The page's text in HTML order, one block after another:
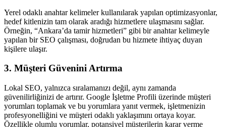
Yerel odaklı anahtar kelimeler kullanılarak yapılan optimizasyonlar,
hedef kitlenizin tam olarak aradığı hizmetlere ulaşmasını sağlar.
Örneğin, “Ankara’da tamir hizmetleri” gibi bir anahtar kelimeyle
yapılan bir SEO çalışması, doğrudan bu hizmete ihtiyaç duyan
kişilere ulaşır.
3. Müşteri Güvenini Artırma
Lokal SEO, yalnızca sıralamanızı değil, aynı zamanda
güvenilirliğinizi de artırır. Google İşletme Profili üzerinde müşteri
yorumları toplamak ve bu yorumlara yanıt vermek, işletmenizin
profesyonelliğini ve müşteri odaklı yaklaşımını ortaya koyar.
Özellikle olumlu yorumlar, potansiyel müşterilerin karar verme